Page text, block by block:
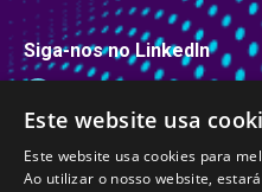
Siga-nos no LinkedIn
LinkedIn
Certificações
Este website usa
Este website usa cookies para
Ao utilizar o nosso website,